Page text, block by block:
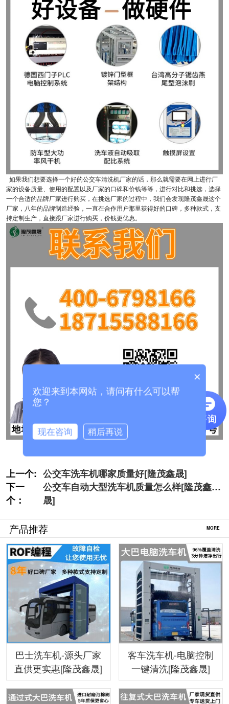
如果我们想要选择一个好的公交车清洗机厂家的话，那么就需要在网上进行厂
家的设备质量、使用的配置以及厂家的口碑和价钱等等，进行对比和挑选，选择
一个合适的品牌厂家进行购买，在挑选厂家的过程中，我们会发现隆茂鑫晟这个
厂家，八年的品牌制造经验，一直在合作用户那里获得好的口碑，多种款式，支
持定制生产，直接跟厂家进行购买，价钱更优惠。
上一个: 公交车洗车机哪家质量好[隆茂鑫晟]
下一
个：
公交车自动大型洗车机质量怎么样[隆茂鑫
晟]
产品推荐 MORE
巴士洗车机-源头厂家
直供更实惠[隆茂鑫晟]
客车洗车机-电脑控制
一键清洗[隆茂鑫晟]
×
欢迎来到本网站，请问有什么可以帮
您？
现在咨询 稍后再说